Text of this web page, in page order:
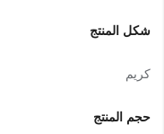
شكل المنتج
كريم
حجم المنتج